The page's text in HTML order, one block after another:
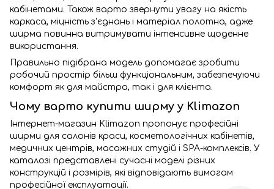
кабінетами. Також варто звернути увагу на якість
каркаса, міцність з'єднань і матеріал полотна, адже
ширма повинна витримувати інтенсивне щоденне
використання.
Правильно підібрана модель допомагає зробити
робочий простір більш функціональним, забезпечуючи
комфорт як для майстра, так і для клієнта.
Чому варто купити ширму у Klimazon
Інтернет-магазин Klimazon пропонує професійні
ширми для салонів краси, косметологічних кабінетів,
медичних центрів, масажних студій і SPA-комплексів. У
каталозі представлені сучасні моделі різних
конструкцій і розмірів, які відповідають вимогам
професійної експлуатації.